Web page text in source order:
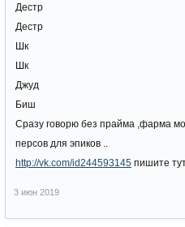
Дестр
Дестр
Шк
Шк
Джуд
Биш
Сразу говорю без прайма ,фарма
персов для эпиков ..
http://vk.com/id244593145 пишите
3 июн 2019